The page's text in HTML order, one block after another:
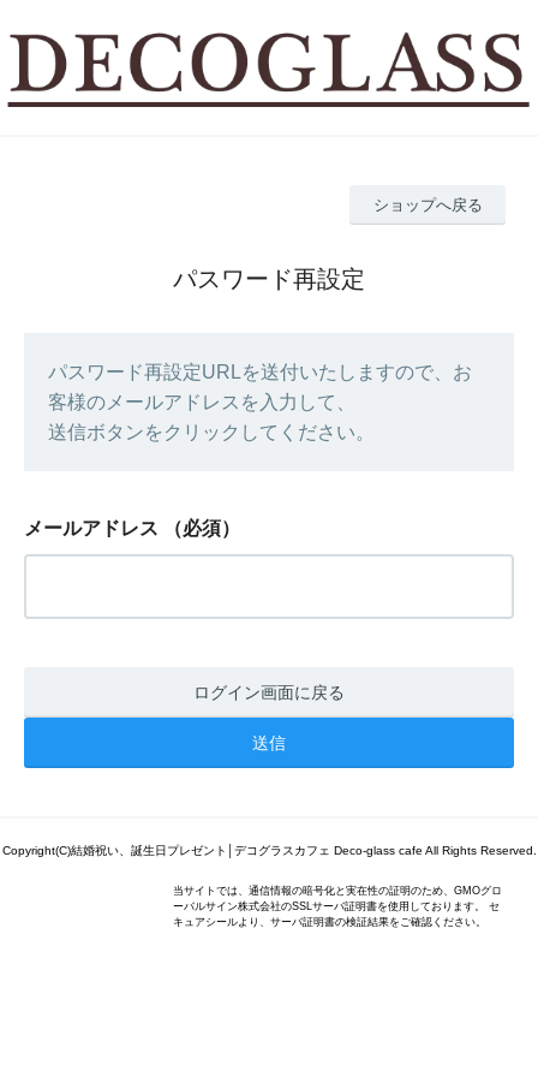
ショップへ戻る
パスワード再設定
パスワード再設定URLを送付いたしますので、お
客様のメールアドレスを入力して、
送信ボタンをクリックしてください。
メールアドレス （必須）
ログイン画面に戻る
Copyright(C)結婚祝い、誕生日プレゼント│デコグラスカフェ Deco-glass cafe All Rights Reserved.
当サイトでは、通信情報の暗号化と実在性の証明のため、GMOグロ
ーバルサイン株式会社のSSLサーバ証明書を使用しております。 セ
キュアシールより、サーバ証明書の検証結果をご確認ください。